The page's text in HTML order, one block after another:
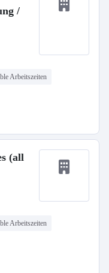
/
Arbeitszeiten
(all
Arbeitszeiten